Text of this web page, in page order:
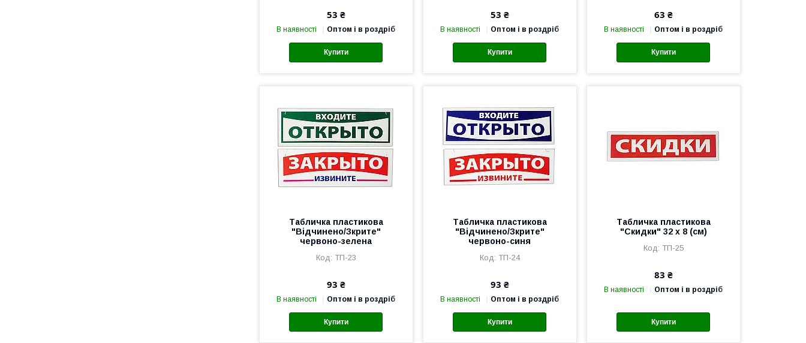
53 ₴
В наявності Оптом і в роздріб
Купити
53 ₴
В наявності Оптом і в роздріб
Купити
63 ₴
В наявності Оптом і в роздріб
Купити
Табличка пластикова
"Відчинено/Зкрите"
червоно-зелена
ТП-23
93 ₴
В наявності Оптом і в роздріб
Купити
Табличка пластикова
"Відчинено/Зкрите"
червоно-синя
ТП-24
93 ₴
В наявності Оптом і в роздріб
Купити
Табличка пластикова
"Скидки" 32 х 8 (см)
ТП-25
83 ₴
В наявності Оптом і в роздріб
Купити